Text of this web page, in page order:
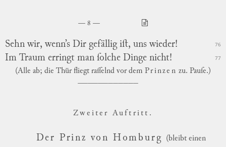
8
Sehn wir, wenn’s Dir gefällig iſt, uns wieder! 76
Im Traum erringt man ſolche Dinge nicht! 77
(Alle ab; die Thür fliegt raſſelnd vor demPrinzen zu. Pauſe.)
Zweiter Auft ritt.
Der Prinz von Homburg
(bleibt einen